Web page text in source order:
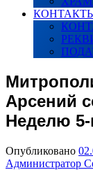
Арсений
Неделю
Опубликовано
Администратор